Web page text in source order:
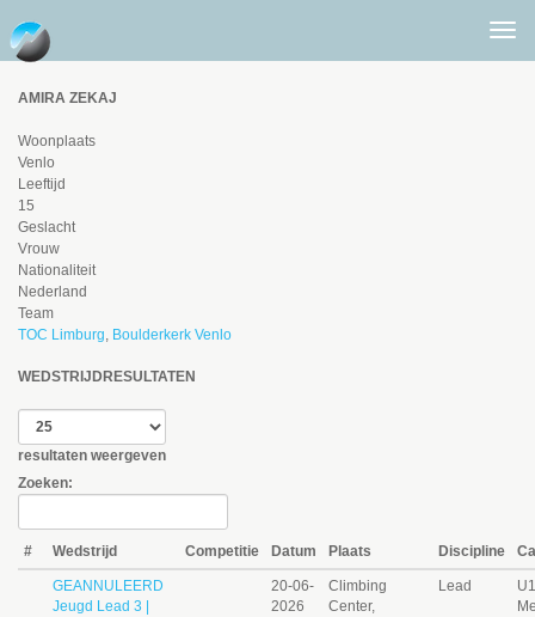
AMIRA ZEKAJ
Woonplaats
Venlo
Leeftijd
15
Geslacht
Vrouw
Nationaliteit
Nederland
Team
TOC Limburg, Boulderkerk Venlo
WEDSTRIJDRESULTATEN
resultaten weergeven
Zoeken:
# Wedstrijd Competitie Datum Plaats Discipline
GEANNULEERD
Jeugd Lead 3 |
20-06-
2026
Climbing
Center,
Lead